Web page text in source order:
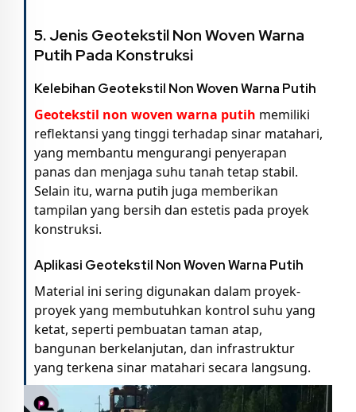
5. Jenis Geotekstil Non Woven Warna
Putih Pada Konstruksi
Kelebihan Geotekstil Non Woven Warna Putih
Geotekstil non woven warna putih memiliki
reflektansi yang tinggi terhadap sinar matahari,
yang membantu mengurangi penyerapan
panas dan menjaga suhu tanah tetap stabil.
Selain itu, warna putih juga memberikan
tampilan yang bersih dan estetis pada proyek
konstruksi.
Aplikasi Geotekstil Non Woven Warna Putih
Material ini sering digunakan dalam proyek-
proyek yang membutuhkan kontrol suhu yang
ketat, seperti pembuatan taman atap,
bangunan berkelanjutan, dan infrastruktur
yang terkena sinar matahari secara langsung.